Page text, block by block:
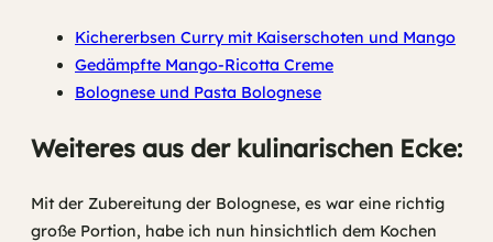
Kichererbsen Curry mit Kaiserschoten und Mango
Gedämpfte Mango-Ricotta Creme
Bolognese und Pasta Bolognese
Weiteres aus der kulinarischen Ecke:
Mit der Zubereitung der Bolognese, es war eine richtig
große Portion, habe ich nun hinsichtlich dem Kochen